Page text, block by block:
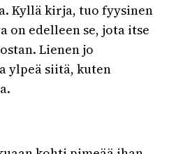
Kyllä kirja, tuo fyysinen
on edelleen se, jota itse
Lienen jo
ylpeä siitä, kuten